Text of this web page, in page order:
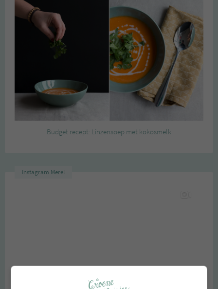
Budget recept: Linzensoep met kokosmelk
Instagram Merel